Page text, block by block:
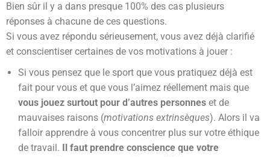
Bien sûr il y a dans presque 100% des cas plusieurs
réponses à chacune de ces questions.
Si vous avez répondu sérieusement, vous avez déjà clarifié
et conscientiser certaines de vos motivations à jouer :
Si vous pensez que le sport que vous pratiquez déjà est
fait pour vous et que vous l’aimez réellement mais que
vous jouez surtout pour d’autres personnes et de
mauvaises raisons (motivations extrinsèques). Alors il va
falloir apprendre à vous concentrer plus sur votre éthique
de travail. Il faut prendre conscience que votre